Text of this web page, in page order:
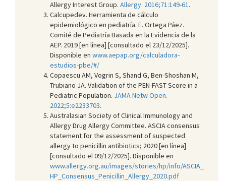
Allergy Interest Group. Allergy. 2016;71:149-61 .
Calcupedev. Herramienta de cálculo
epidemiológico en pediatría. E. Ortega Páez.
Comité de Pediatría Basada en la Evidencia de la
AEP. 2019 [en línea] [consultado el 23/12/2025].
Disponible en www.aepap.org/calculadora-
estudios-pbe/#/
Copaescu AM, Vogrin S, Shand G, Ben-Shoshan M,
Trubiano JA. Validation of the PEN-FAST Score in a
Pediatric Population. JAMA Netw Open.
2022;5:e2233703.
Australasian Society of Clinical Immunology and
Allergy Drug Allergy Committee. ASCIA consensus
statement for the assessment of suspected
allergy to penicillin antibiotics; 2020 [en línea]
[consultado el 09/12/2025]. Disponible en
www.allergy.org.au/images/stories/hp/info/ASCIA_
HP_Consensus_Penicillin_Allergy_2020.pdf